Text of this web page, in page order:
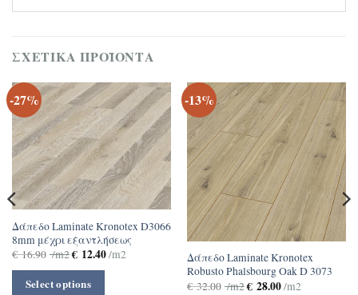
ΣΧΕΤΙΚΆ ΠΡΟΪΌΝΤΑ
-27%
Δάπεδο Laminate Kronotex D3066
8mm μέχρι εξαντλήσεως
€16.90 /m2€12.40/m2
Select options
-13%
Δάπεδο Laminate Kronotex
Robusto Phalsbourg Oak D 3073
€32.00 /m2€28.00/m2